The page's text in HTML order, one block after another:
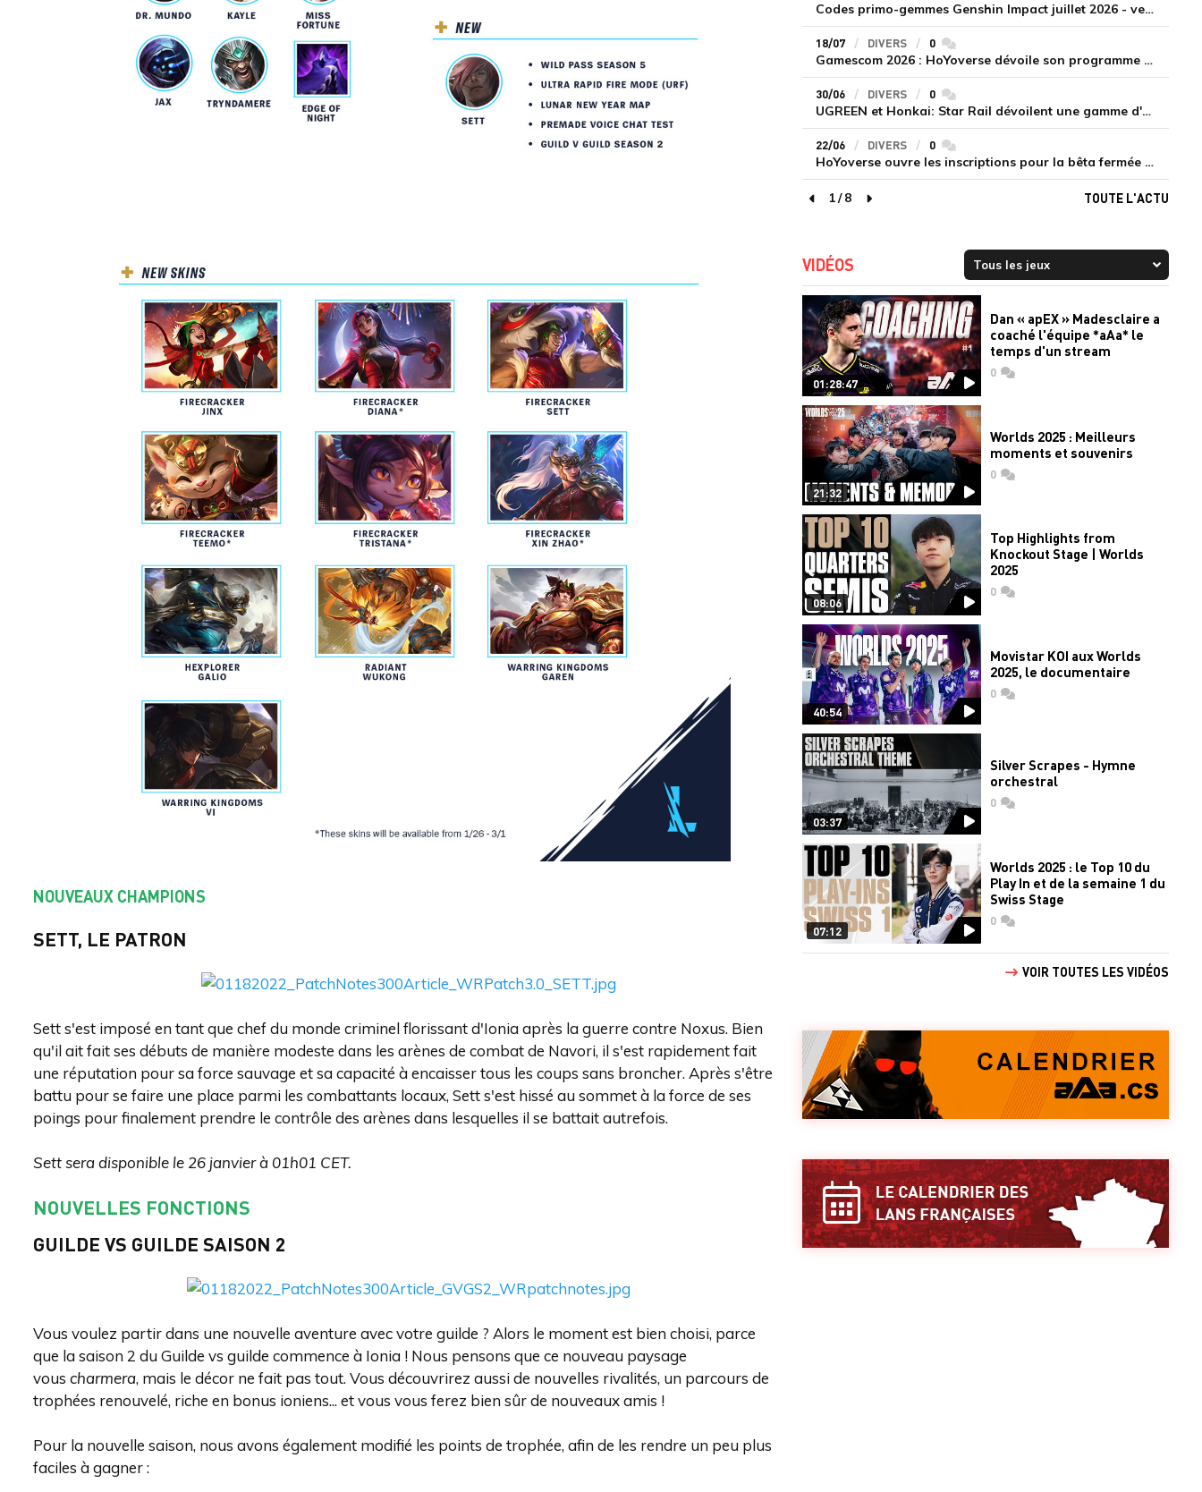
NOUVEAUX CHAMPIONS
SETT, LE PATRON
Sett s'est imposé en tant que chef du monde criminel florissant d'Ionia après la guerre contre Noxus. Bien
qu'il ait fait ses débuts de manière modeste dans les arènes de combat de Navori, il s'est rapidement fait
une réputation pour sa force sauvage et sa capacité à encaisser tous les coups sans broncher. Après s'être
battu pour se faire une place parmi les combattants locaux, Sett s'est hissé au sommet à la force de ses
poings pour finalement prendre le contrôle des arènes dans lesquelles il se battait autrefois.
Sett sera disponible le 26 janvier à 01h01 CET.
NOUVELLES FONCTIONS
GUILDE VS GUILDE SAISON 2
Vous voulez partir dans une nouvelle aventure avec votre guilde ? Alors le moment est bien choisi, parce
que la saison 2 du Guilde vs guilde commence à Ionia ! Nous pensons que ce nouveau paysage
vous charmera, mais le décor ne fait pas tout. Vous découvrirez aussi de nouvelles rivalités, un parcours de
trophées renouvelé, riche en bonus ioniens... et vous vous ferez bien sûr de nouveaux amis !
Pour la nouvelle saison, nous avons également modifié les points de trophée, afin de les rendre un peu plus
faciles à gagner :
Codes primo-gemmes Genshin Impact juillet 2026 - version 7.0
18/07 DIVERS 0commentaires
Gamescom 2026 : HoYoverse dévoile son programme et présente deux nouveaux jeux inédits
30/06 DIVERS 0commentaires
UGREEN et Honkai: Star Rail dévoilent une gamme d'accessoires de recharge en édition limitée
22/06 DIVERS 0commentaires
HoYoverse ouvre les inscriptions pour la bêta fermée de Honkai : Nexus Anima
page précédente
1/8
page suivante
TOUTE L'ACTU
VIDÉOS
01:28:47
Dan « apEX » Madesclaire a
coaché l'équipe *aAa* le
temps d'un stream
0commentaires
21:32
Worlds 2025 : Meilleurs
moments et souvenirs
0commentaires
08:06
Top Highlights from
Knockout Stage | Worlds
2025
0commentaires
40:54
Movistar KOI aux Worlds
2025, le documentaire
0commentaires
03:37
Silver Scrapes - Hymne
orchestral
0commentaires
07:12
Worlds 2025 : le Top 10 du
Play In et de la semaine 1 du
Swiss Stage
0commentaires
VOIR TOUTES LES VIDÉOS